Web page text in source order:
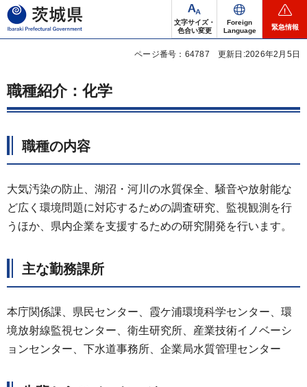
茨城県
文字サイズ・
色合い変更
Foreign
Language
緊急情報
ページ番号：64787 更新日:2026年2月5日
職種紹介：化学
職種の内容
大気汚染の防止、湖沼・河川の水質保全、騒音や放射能な
ど広く環境問題に対応するための調査研究、監視観測を行
うほか、県内企業を支援するための研究開発を行います。
主な勤務課所
本庁関係課、県民センター、霞ケ浦環境科学センター、環
境放射線監視センター、衛生研究所、産業技術イノベーシ
ョンセンター、下水道事務所、企業局水質管理センター